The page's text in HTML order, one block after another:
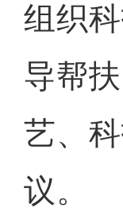
组织
导帮
艺、
议。